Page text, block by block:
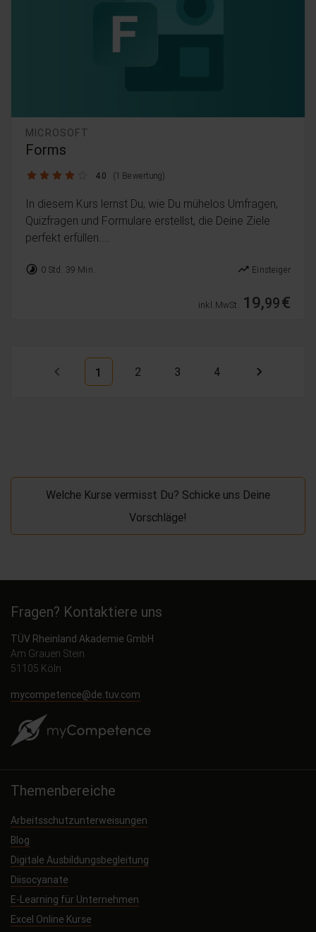
MICROSOFT
Forms
4.0 / 5 4.0 (1 Bewertung)
In diesem Kurs lernst Du, wie Du mühelos Umfragen,
Quizfragen und Formulare erstellst, die Deine Ziele
perfekt erfüllen....
timelapse 0 Std. 39 Min. trending_up Einsteiger
inkl. MwSt. 19,99€
1 2 3 4
Welche Kurse vermisst Du? Schicke uns Deine
Vorschläge!
Fragen? Kontaktiere uns
TÜV Rheinland Akademie GmbH
Am Grauen Stein
51105 Köln
mycompetence@de.tuv.com
Themenbereiche
Arbeitsschutzunterweisungen
Blog
Digitale Ausbildungsbegleitung
Diisocyanate
E-Learning für Unternehmen
Excel Online Kurse